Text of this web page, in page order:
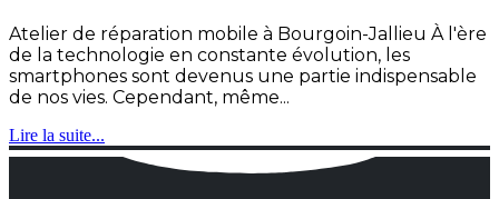
Atelier de réparation mobile à Bourgoin-Jallieu À l'ère
de la technologie en constante évolution, les
smartphones sont devenus une partie indispensable
de nos vies. Cependant, même...
Lire la suite...